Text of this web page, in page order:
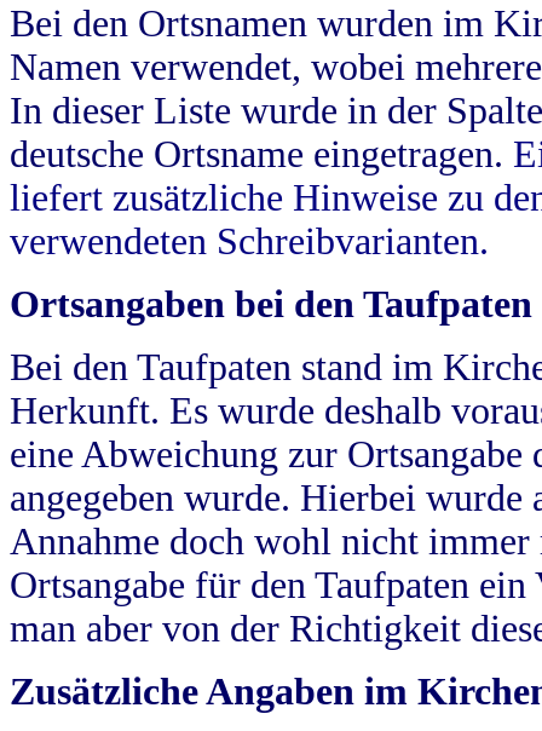
Bei den Ortsnamen wurden im
Namen verwendet, wobei
In dieser Liste wurde in der
deutsche Ortsname eingetragen.
liefert zusätzliche Hinweise zu
verwendeten Schreibvarianten.
Ortsangaben bei den Taufpaten
Bei den Taufpaten stand im
Herkunft. Es wurde deshalb
eine Abweichung zur
angegeben wurde. Hierbei wurde
Annahme doch wohl nicht
Ortsangabe für den Taufpaten
man aber von der Richtigkeit
Zusätzliche Angaben im